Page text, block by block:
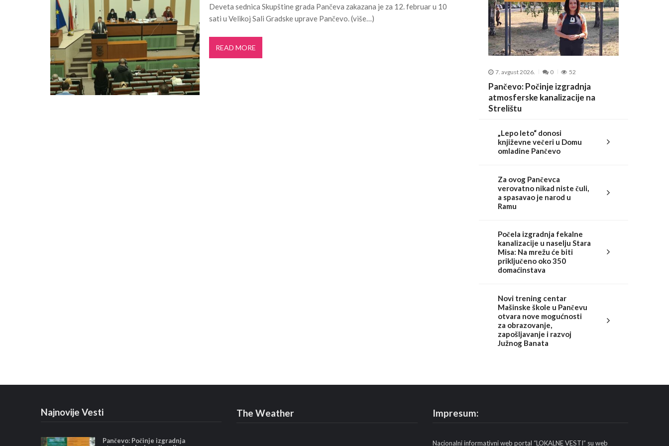
Pančevo: Održan treći sastanak stejkholdera u okviru projekta TERRAIN u čijem fo... 3. JUN 2026.
Projekat „Mistični Dunav“ razvija održivi turizam kroz prirodno i kulturno nasle...
Pančevo: Počela rekonstrukcija kanalizacije u Ulici Dragutina Ilkića Birte kod v...
Pančevo: Počinje izgradnja atmosferske kanalizacije na Strelištu
„Lepo leto“ donosi književne večeri u Domu omladine Pančevo
Za ovog Pančevca verovatno nikad niste čuli, a spasavao je narod u Ramu
Deveta sednica Skupštine grada Pančeva zakazana je za 12. februar u 10
sati u Velikoj Sali Gradske uprave Pančevo. (više…)
READ MORE
7. avgust 2026. 0 52
Pančevo: Počinje izgradnja
atmosferske kanalizacije na
Strelištu
„Lepo leto“ donosi
književne večeri u Domu
omladine Pančevo
Za ovog Pančevca
verovatno nikad niste čuli,
a spasavao je narod u
Ramu
Počela izgradnja fekalne
kanalizacije u naselju Stara
Misa: Na mrežu će biti
priključeno oko 350
domaćinstava
Novi trening centar
Mašinske škole u Pančevu
otvara nove mogućnosti
za obrazovanje,
zapošljavanje i razvoj
Južnog Banata
Najnovije Vesti
Pančevo: Počinje izgradnja
The Weather Impresum:
Nacionalni informativni web portal “LOKALNE VESTI” su web